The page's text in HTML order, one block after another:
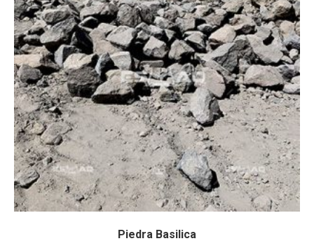
Piedra Basilica